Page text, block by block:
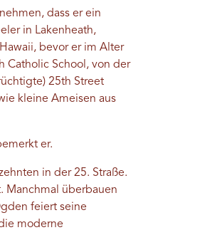
dass er ein
in Lakenheath,
bevor er im Alter
Catholic School, von der
25th Street
kleine Ameisen aus
er.
in der 25. Straße.
Manchmal überbauen
feiert seine
moderne